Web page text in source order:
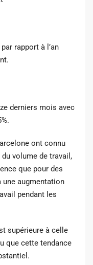
rapport à l’an
derniers mois avec
ont connu
volume de travail,
que pour des
une augmentation
pendant les
supérieure à celle
que cette tendance